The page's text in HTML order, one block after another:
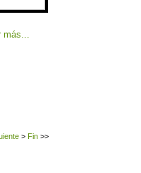
más...
> Fin >>